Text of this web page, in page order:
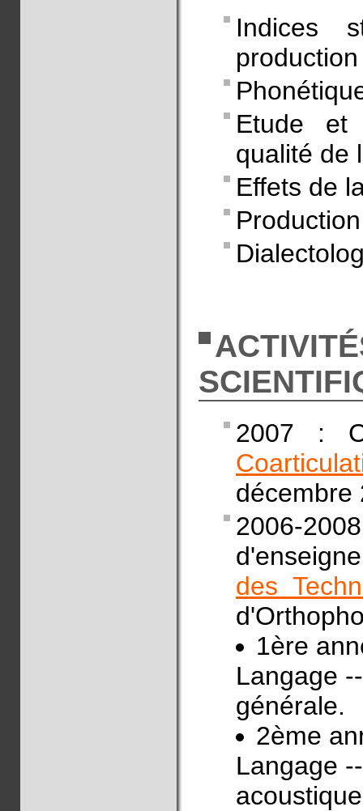
Indices
Etude et
qualité de
Effets de
2007 :
décembre
2006-
des
1ère
Langage
générale.
2ème
Langage